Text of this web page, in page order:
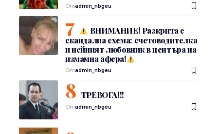
Отadmin_nbgeu
ВНИМАНИЕ! Разкрита е
скандална схема: счетоводителка
и нейният любовник в центъра на
измамна афера!
Отadmin_nbgeu
ТРЕВОГА!!!
Отadmin_nbgeu